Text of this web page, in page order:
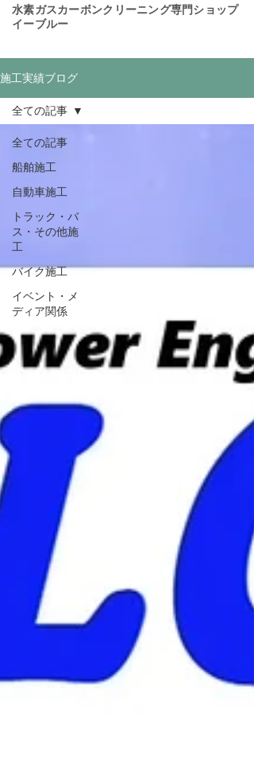
​水素ガスカーボンクリーニング専門ショップ
イーブルー
施工実績ブログ
全ての記事
船舶施工
自動車施工
トラック・バ
ス・その他施
工
バイク施工
イベント・メ
ディア関係
全ての記事